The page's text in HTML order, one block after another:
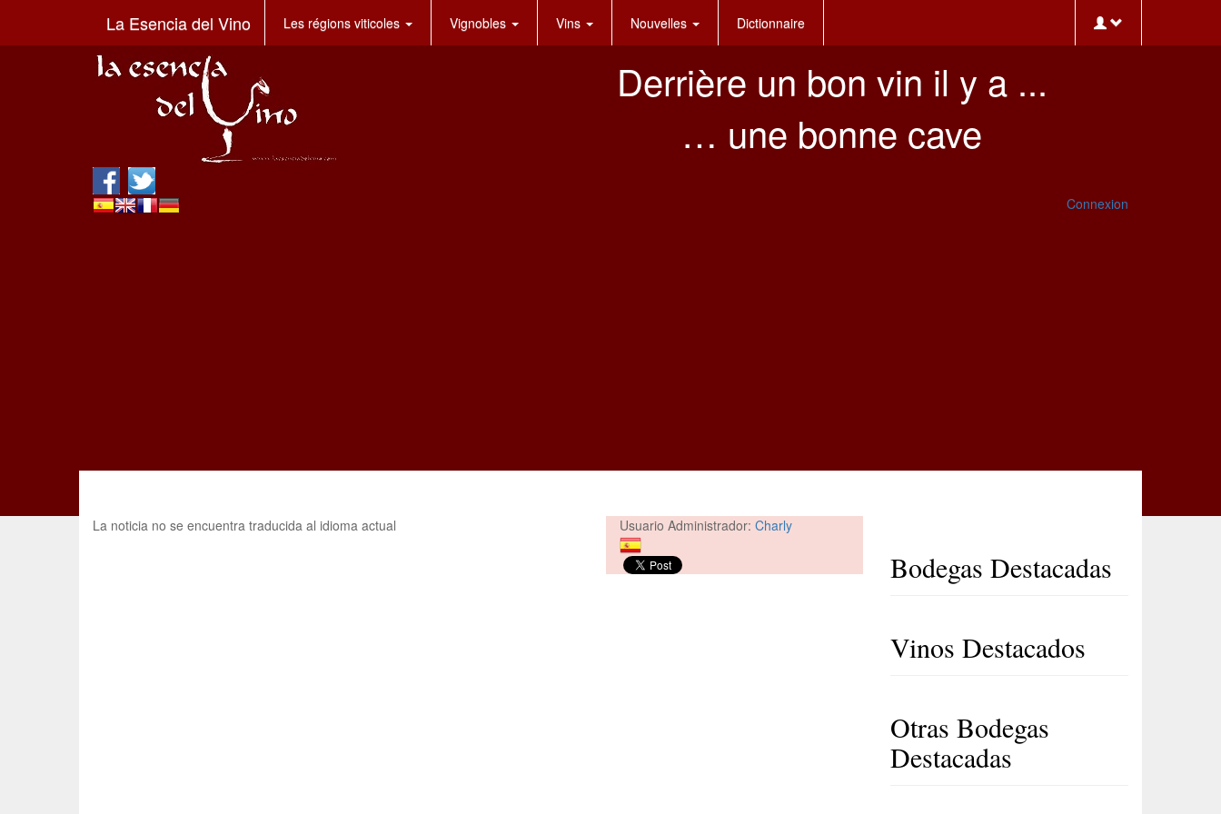
La Esencia del Vino Les régions viticoles Vignobles Vins Nouvelles Dictionnaire
Derrière un bon vin il y a ...
… une bonne cave
Connexion
Usuario Administrador:Charly
La noticia no se encuentra traducida al idioma actual
Bodegas Destacadas
Vinos Destacados
Otras Bodegas
Destacadas